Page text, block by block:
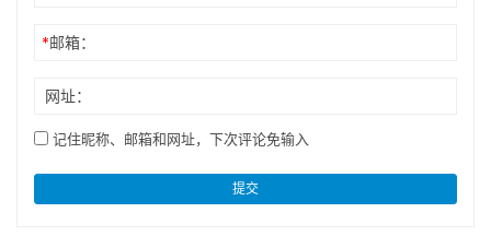
*邮箱：
网址：
记住昵称、邮箱和网址，下次评论免输入
提交